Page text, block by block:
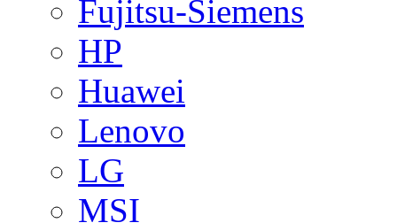
Fujitsu-Siemens
HP
Huawei
Lenovo
LG
MSI